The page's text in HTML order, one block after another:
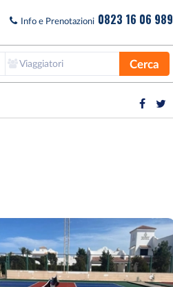
Info e Prenotazioni 0823 16 06 989
Viaggiatori Cerca